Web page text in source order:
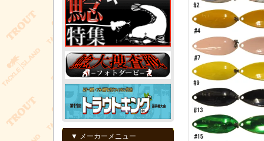
▼ メーカーメニュー